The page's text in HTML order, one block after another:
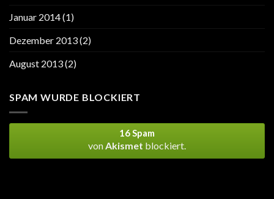
Januar 2014(1)
Dezember 2013(2)
August 2013(2)
SPAM WURDE BLOCKIERT
16 Spam
vonAkismet blockiert.